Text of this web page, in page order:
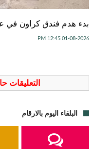
بدء هدم فندق كراون في
01-08-2026 12:45 PM
التعليقات
البلقاء اليوم بالارقام